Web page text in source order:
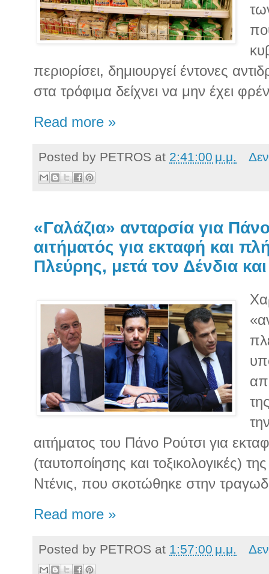
περιορίσει, δημιουργεί έντονες
στα τρόφιμα δείχνει να μην έχει
Read more »
Posted by PETROS at 2:41:00 μ.μ.
«Γαλάζια» ανταρσία για
αιτήματός για εκταφή και
Πλεύρης, μετά τον Δένδια
αιτήματος του Πάνο Ρούτσι για
(ταυτοποίησης και τοξικολογικές)
Ντένις, που σκοτώθηκε στην
Read more »
Posted by PETROS at 1:57:00 μ.μ.